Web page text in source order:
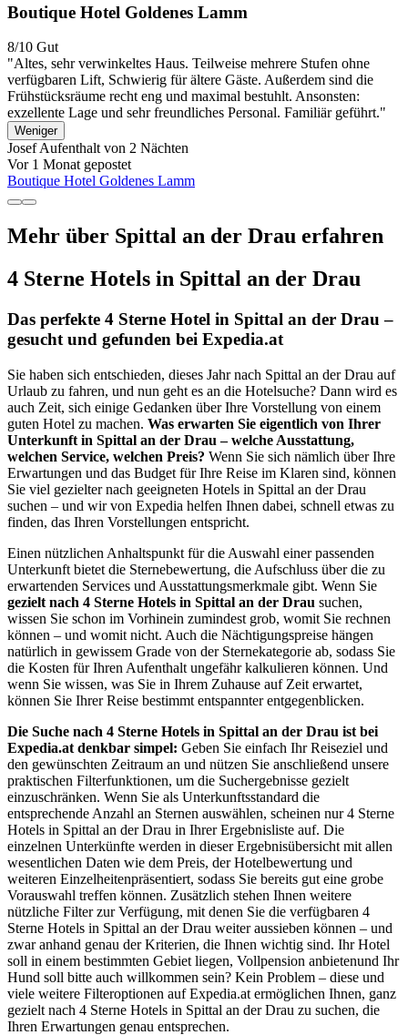
Boutique Hotel Goldenes Lamm
8/10 Gut
"Altes, sehr verwinkeltes Haus. Teilweise mehrere Stufen ohne
verfügbaren Lift, Schwierig für ältere Gäste. Außerdem sind die
Frühstücksräume recht eng und maximal bestuhlt. Ansonsten:
exzellente Lage und sehr freundliches Personal. Familiär geführt."
Weniger
JosefAufenthalt von 2 Nächten
Vor 1 Monat gepostet
Boutique Hotel Goldenes Lamm
Mehr über Spittal an der Drau erfahren
4 Sterne Hotels in Spittal an der Drau
Das perfekte 4 Sterne Hotel in Spittal an der Drau –
gesucht und gefunden bei Expedia.at
Sie haben sich entschieden, dieses Jahr nach Spittal an der Drau auf
Urlaub zu fahren, und nun geht es an die Hotelsuche? Dann wird es
auch Zeit, sich einige Gedanken über Ihre Vorstellung von einem
guten Hotel zu machen. Was erwarten Sie eigentlich von Ihrer
Unterkunft in Spittal an der Drau – welche Ausstattung,
welchen Service, welchen Preis? Wenn Sie sich nämlich über Ihre
Erwartungen und das Budget für Ihre Reise im Klaren sind, können
Sie viel gezielter nach geeigneten Hotels in Spittal an der Drau
suchen – und wir von Expedia helfen Ihnen dabei, schnell etwas zu
finden, das Ihren Vorstellungen entspricht.
Einen nützlichen Anhaltspunkt für die Auswahl einer passenden
Unterkunft bietet die Sternebewertung, die Aufschluss über die zu
erwartenden Services und Ausstattungsmerkmale gibt. Wenn Sie
gezielt nach 4 Sterne Hotels in Spittal an der Drau suchen,
wissen Sie schon im Vorhinein zumindest grob, womit Sie rechnen
können – und womit nicht. Auch die Nächtigungspreise hängen
natürlich in gewissem Grade von der Sternekategorie ab, sodass Sie
die Kosten für Ihren Aufenthalt ungefähr kalkulieren können. Und
wenn Sie wissen, was Sie in Ihrem Zuhause auf Zeit erwartet,
können Sie Ihrer Reise bestimmt entspannter entgegenblicken.
Die Suche nach 4 Sterne Hotels in Spittal an der Drau ist bei
Expedia.at denkbar simpel: Geben Sie einfach Ihr Reiseziel und
den gewünschten Zeitraum an und nützen Sie anschließend unsere
praktischen Filterfunktionen, um die Suchergebnisse gezielt
einzuschränken. Wenn Sie als Unterkunftsstandard die
entsprechende Anzahl an Sternen auswählen, scheinen nur 4 Sterne
Hotels in Spittal an der Drau in Ihrer Ergebnisliste auf. Die
einzelnen Unterkünfte werden in dieser Ergebnisübersicht mit allen
wesentlichen Daten wie dem Preis, der Hotelbewertung und
weiteren Einzelheitenpräsentiert, sodass Sie bereits gut eine grobe
Vorauswahl treffen können. Zusätzlich stehen Ihnen weitere
nützliche Filter zur Verfügung, mit denen Sie die verfügbaren 4
Sterne Hotels in Spittal an der Drau weiter aussieben können – und
zwar anhand genau der Kriterien, die Ihnen wichtig sind. Ihr Hotel
soll in einem bestimmten Gebiet liegen, Vollpension anbietenund Ihr
Hund soll bitte auch willkommen sein? Kein Problem – diese und
viele weitere Filteroptionen auf Expedia.at ermöglichen Ihnen, ganz
gezielt nach 4 Sterne Hotels in Spittal an der Drau zu suchen, die
Ihren Erwartungen genau entsprechen.